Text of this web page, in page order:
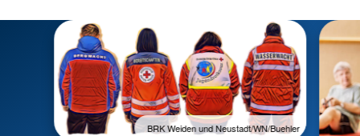
BRK Weiden und Neustadt/WN/Buehler